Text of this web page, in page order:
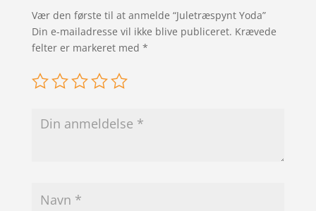
Vær den første til at anmelde “Juletræspynt Yoda”
Din e-mailadresse vil ikke blive publiceret. Krævede
felter er markeret med *